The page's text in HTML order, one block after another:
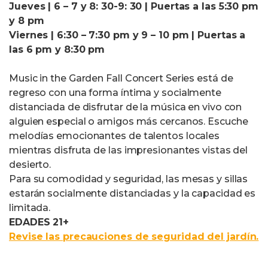
Jueves | 6 – 7 y 8: 30-9: 30 | Puertas a las 5:30 pm
y 8 pm
Viernes | 6:30 – 7:30 pm y 9 – 10 pm | Puertas a
las 6 pm y 8:30 pm
Music in the Garden Fall Concert Series está de
regreso con una forma íntima y socialmente
distanciada de disfrutar de la música en vivo con
alguien especial o amigos más cercanos. Escuche
melodías emocionantes de talentos locales
mientras disfruta de las impresionantes vistas del
desierto.
Para su comodidad y seguridad, las mesas y sillas
estarán socialmente distanciadas y la capacidad es
limitada.
EDADES 21+
Revise las precauciones de seguridad del jardín.